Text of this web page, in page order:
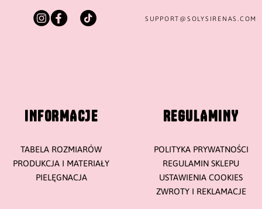
SUPPORT@ SOLYSIRENAS.COM
INFORMACJE
TABELA ROZMIARÓW
PRODUKCJA I MATERIAŁY
PIELĘGNACJA
REGULAMINY
POLITYKA PRYWATNOŚCI
REGULAMIN SKLEPU
USTAWIENIA COOKIES
ZWROTY I REKLAMACJE